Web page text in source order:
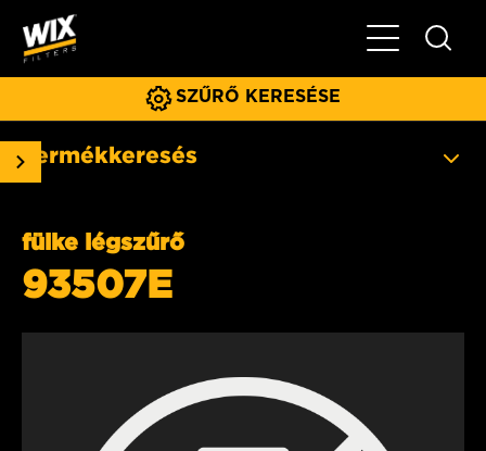
Főmenü
SZŰRŐ KERESÉSE
Termékkeresés
fülke légszűrő
93507E